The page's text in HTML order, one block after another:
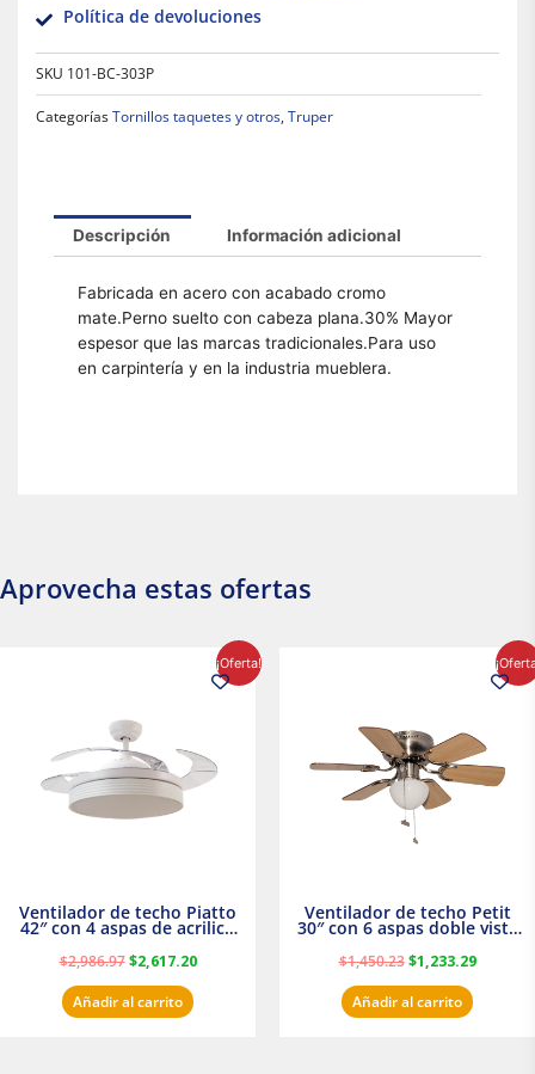
Política de devoluciones
SKU 101-BC-303P
CategoríasTornillos taquetes y otros, Truper
Descripción Información adicional
Fabricada en acero con acabado cromo
mate.Perno suelto con cabeza plana.30% Mayor
espesor que las marcas tradicionales.Para uso
en carpintería y en la industria mueblera.
Aprovecha estas ofertas
¡Oferta!
Ventilador de techo Piatto
42″ con 4 aspas de acrilico
transparente
$2,986.97
$2,986.97.
$2,617.20
precio
actual
Añadir al carrito
Ventilador de techo Petit
30″ con 6 aspas doble vista
Satinado Masterfan
$1,450.23
$1,450.23.
$1,233.29
precio
actual
Añadir al carrito